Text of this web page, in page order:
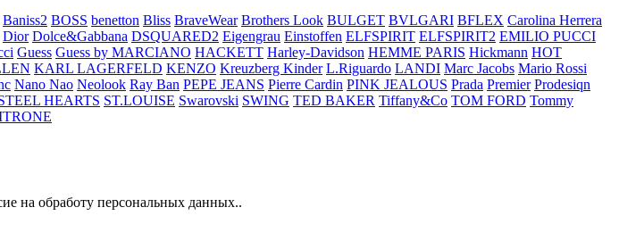
Baniss2 BOSS benetton Bliss BraveWear Brothers Look BULGET BVLGARI BFLEX Carolina Herrera
Dior Dolce&Gabbana DSQUARED2 Eigengrau Einstoffen ELFSPIRIT ELFSPIRIT2 EMILIO PUCCI
Guess Guess by MARCIANO HACKETT Harley-Davidson HEMME PARIS Hickmann HOT
KARL LAGERFELD KENZO Kreuzberg Kinder L.Riguardo LANDI Marc Jacobs Mario Rossi
Nano Nao Neolook Ray Ban PEPE JEANS Pierre Cardin PINK JEALOUS Prada Premier Prodesiqn
HEARTS ST.LOUISE Swarovski SWING TED BAKER Tiffany&Co TOM FORD Tommy
на обработу персональных данных..